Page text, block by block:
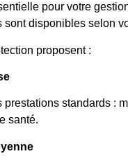
pour votre
sont disponibles selon
proposent :
prestations standards :
santé.